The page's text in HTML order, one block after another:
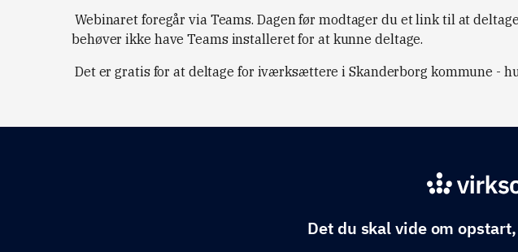
Webinaret foregår via Teams. Dagen før modtager du et link til at
behøver ikke have Teams installeret for at kunne deltage.
Det er gratis for at deltage for iværksættere i Skanderborg kommune -
Det du skal vide om